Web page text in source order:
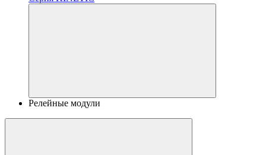
Релейные модули